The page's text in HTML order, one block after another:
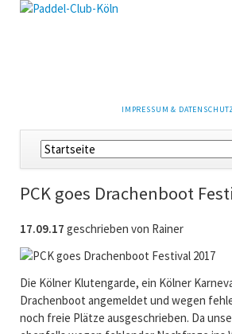
NAVIGATION
IMPRESSUM &
Navigation
überspringen
PCK goes Drachenboot
17.09.17 geschrieben von Rainer
Die Kölner Klutengarde, ein Kölner
Drachenboot angemeldet und wegen
noch freie Plätze ausgeschrieben. Da